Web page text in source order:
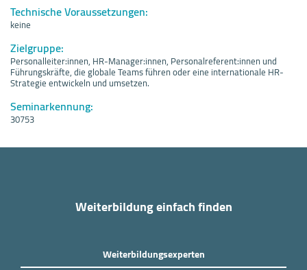
Technische Voraussetzungen:
keine
Zielgruppe:
Personalleiter:innen, HR-Manager:innen, Personalreferent:innen und
Führungskräfte, die globale Teams führen oder eine internationale HR-
Strategie entwickeln und umsetzen.
Seminarkennung:
30753
Weiterbildung einfach finden
Weiterbildungsexperten